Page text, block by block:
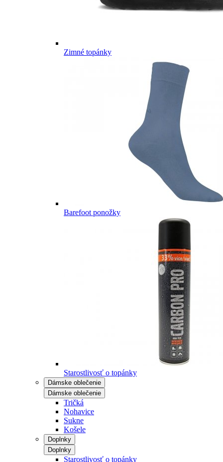
Zimné topánky
Barefoot ponožky
Starostlivosť o topánky
Dámske oblečenie
Dámske oblečenie
Tričká
Nohavice
Sukne
Košele
Doplnky
Doplnky
Starostlivosť o topánky